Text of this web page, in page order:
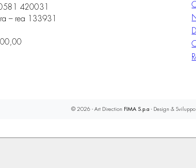
420031
– rea 133931
© 2026 - Art Direction FIMA S.p.a - Design &